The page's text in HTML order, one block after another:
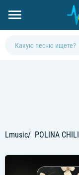
Lmusic POLINA CHILI